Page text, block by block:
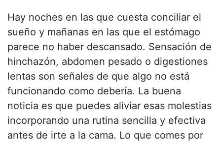
Hay noches en las que cuesta conciliar el
sueño y mañanas en las que el estómago
parece no haber descansado. Sensación de
hinchazón, abdomen pesado o digestiones
lentas son señales de que algo no está
funcionando como debería. La buena
noticia es que puedes aliviar esas molestias
incorporando una rutina sencilla y efectiva
antes de irte a la cama. Lo que comes por